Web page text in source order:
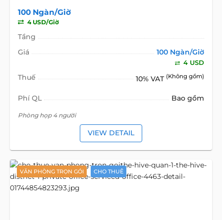
100 Ngàn/Giờ
4 USD/Giờ
Tầng
Giá
100 Ngàn/Giờ
4 USD
Thuế 10% VAT (Không gồm)
Phí QL Bao gồm
Phòng họp 4 người
VIEW DETAIL
VĂN PHÒNG TRỌN GÓI CHO THUÊ